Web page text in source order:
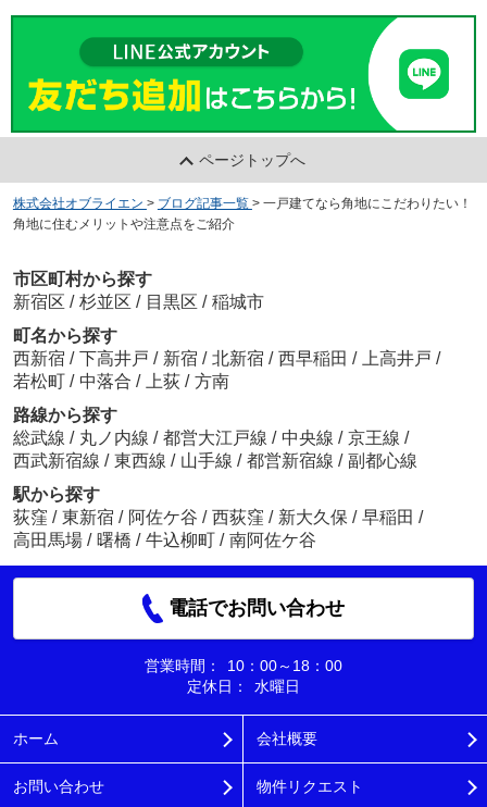
ページトップへ
株式会社オブライエン > ブログ記事一覧 > 一戸建てなら角地にこだわりたい！
角地に住むメリットや注意点をご紹介
市区町村から探す
新宿区 / 杉並区 / 目黒区 / 稲城市
町名から探す
西新宿 / 下高井戸 / 新宿 / 北新宿 / 西早稲田 / 上高井戸 /
若松町 / 中落合 / 上荻 / 方南
路線から探す
総武線 / 丸ノ内線 / 都営大江戸線 / 中央線 / 京王線 /
西武新宿線 / 東西線 / 山手線 / 都営新宿線 / 副都心線
駅から探す
荻窪 / 東新宿 / 阿佐ケ谷 / 西荻窪 / 新大久保 / 早稲田 /
高田馬場 / 曙橋 / 牛込柳町 / 南阿佐ケ谷
電話でお問い合わせ
営業時間：
10：00～18：00
定休日：
水曜日
ホーム 会社概要
お問い合わせ 物件リクエスト